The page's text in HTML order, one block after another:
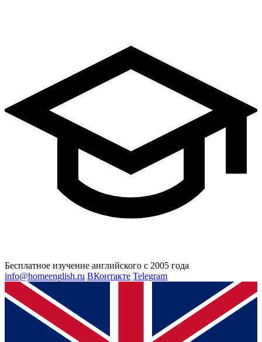
Бесплатное изучение английского с 2005 года
info@homeenglish.ru ВКонтакте Telegram